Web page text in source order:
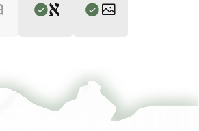
Mark R. Cohen's digital edition.
T-S Ar.6.8 1v